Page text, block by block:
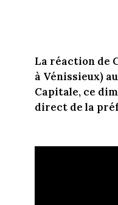
La réaction de
à Vénissieux)
Capitale, ce
direct de la